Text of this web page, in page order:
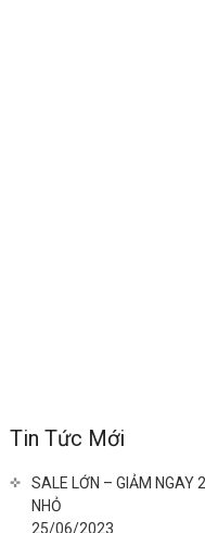
Tin Tức Mới
SALE LỚN – GIẢM NGAY
NHỎ
25/06/2023